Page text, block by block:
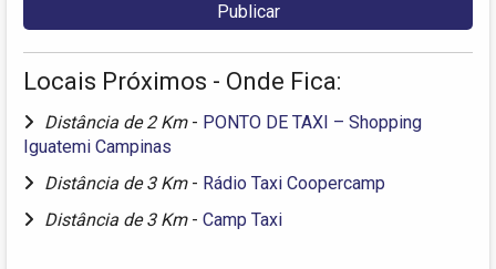
Locais Próximos - Onde Fica:
Distância de 2 Km - PONTO DE TAXI – Shopping
Iguatemi Campinas
Distância de 3 Km - Rádio Taxi Coopercamp
Distância de 3 Km - Camp Taxi